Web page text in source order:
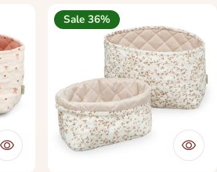
Sale 36%